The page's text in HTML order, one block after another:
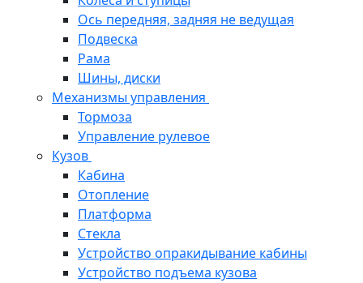
Ось передняя, задняя не ведущая
Подвеска
Рама
Шины, диски
Механизмы управления
Тормоза
Управление рулевое
Кузов
Кабина
Отопление
Платформа
Стекла
Устройство опракидывание кабины
Устройство подъема кузова